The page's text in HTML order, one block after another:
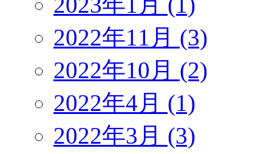
2022年11月 (3)
2022年10月 (2)
2022年4月 (1)
2022年3月 (3)